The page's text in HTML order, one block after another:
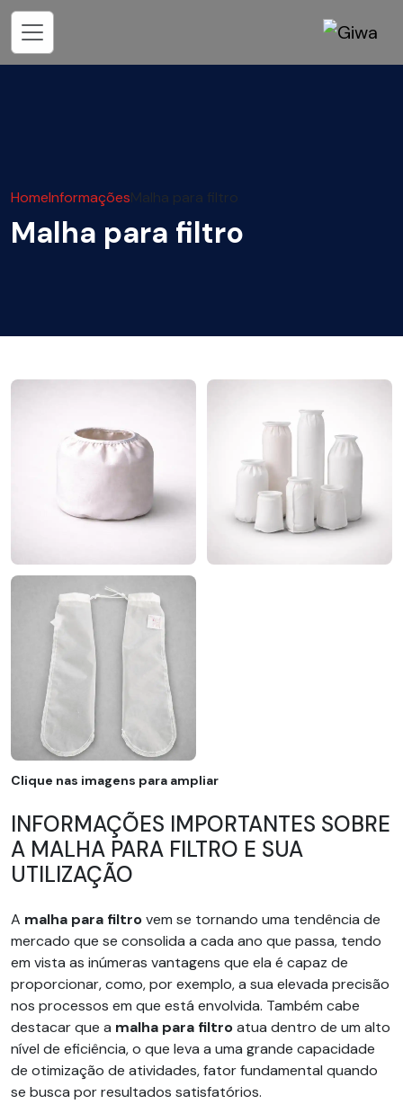
HomeInformaçõesMalha para filtro
Malha para filtro
Clique nas imagens para ampliar
INFORMAÇÕES IMPORTANTES SOBRE
A MALHA PARA FILTRO E SUA
UTILIZAÇÃO
A malha para filtrovem se tornando uma tendência de
mercado que se consolida a cada ano que passa, tendo
em vista as inúmeras vantagens que ela é capaz de
proporcionar, como, por exemplo, a sua elevada precisão
nos processos em que está envolvida. Também cabe
destacar que a malha para filtroatua dentro de um alto
nível de eficiência, o que leva a uma grande capacidade
de otimização de atividades, fator fundamental quando
se busca por resultados satisfatórios.